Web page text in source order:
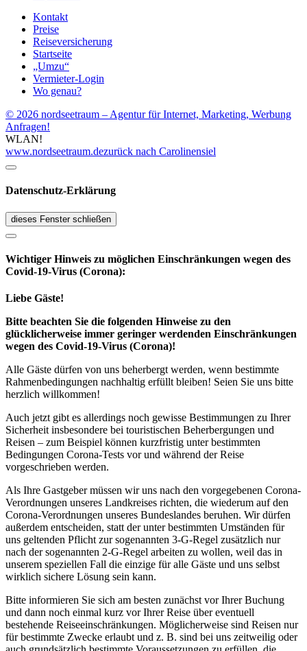
Kontakt
Preise
Reiseversicherung
Startseite
„Umzu“
Vermieter-Login
Wo genau?
© 2026 nordseetraum – Agentur für Internet, Marketing, Werbung
Anfragen!
WLAN!
www.nordseetraum.dezurück nach Carolinensiel
Datenschutz-Erklärung
dieses Fenster schließen
Wichtiger Hinweis zu möglichen Ein­schränk­ungen wegen des
Covid-19-Virus (Corona):
Liebe Gäste!
Bitte beachten Sie die folgenden Hinweise zu den
glücklicherweise immer geringer werdenden Einschränkungen
wegen des Covid-19-Virus (Corona)!
Alle Gäste dürfen von uns beherbergt werden, wenn bestimmte
Rahmenbedingungen nachhaltig erfüllt bleiben! Seien Sie uns bitte
herzlich willkommen!
Auch jetzt gibt es allerdings noch gewisse Bestimmungen zu Ihrer
Sicherheit insbesondere bei touristischen Beherbergungen und
Reisen – zum Beispiel können kurzfristig unter bestimmten
Bedingungen Corona-Tests vor und während der Reise
vorgeschrieben werden.
Als Ihre Gastgeber müssen wir uns nach den vorgegebenen Corona-
Verordnungen unseres Landkreises richten, die wiederum auf den
Corona-Verordnungen unseres Bundeslandes beruhen. Wir dürfen
außerdem entscheiden, statt der unter bestimmten Umständen für
uns geltenden Pflicht zur sogenannten 3-G-Regel zusätzlich nur
nach der sogenannten 2-G-Regel arbeiten zu wollen, weil das in
unserem speziellen Fall die einzige für alle Gäste und uns selbst
wirklich sichere Lösung sein kann.
Bitte informieren Sie sich am besten zunächst vor Ihrer Buchung
und dann noch einmal kurz vor Ihrer Reise über eventuell
bestehende Reiseeinschränkungen. Möglicherweise sind Reisen nur
für bestimmte Zwecke erlaubt und z. B. sind bei uns zeitweilig oder